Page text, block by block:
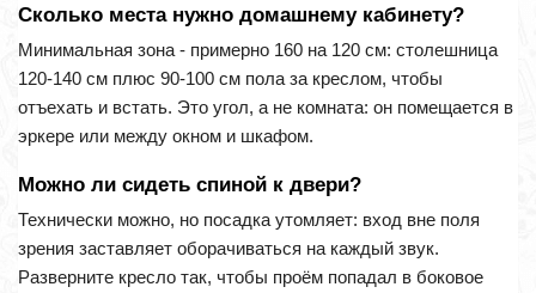
Сколько места нужно домашнему кабинету?
Минимальная зона - примерно 160 на 120 см: столешница
120-140 см плюс 90-100 см пола за креслом, чтобы
отъехать и встать. Это угол, а не комната: он помещается в
эркере или между окном и шкафом.
Можно ли сидеть спиной к двери?
Технически можно, но посадка утомляет: вход вне поля
зрения заставляет оборачиваться на каждый звук.
Разверните кресло так, чтобы проём попадал в боковое